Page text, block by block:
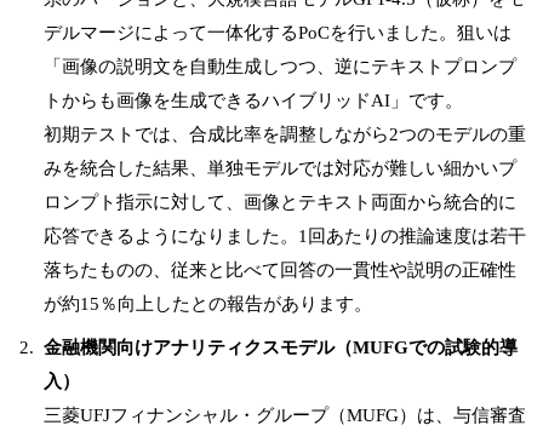
デルマージによって一体化するPoCを行いました。狙いは
「画像の説明文を自動生成しつつ、逆にテキストプロンプ
トからも画像を生成できるハイブリッドAI」です。
初期テストでは、合成比率を調整しながら2つのモデルの重
みを統合した結果、単独モデルでは対応が難しい細かいプ
ロンプト指示に対して、画像とテキスト両面から統合的に
応答できるようになりました。1回あたりの推論速度は若干
落ちたものの、従来と比べて回答の一貫性や説明の正確性
が約15％向上したとの報告があります。
金融機関向けアナリティクスモデル（MUFGでの試験的導
入）
三菱UFJフィナンシャル・グループ（MUFG）は、与信審査